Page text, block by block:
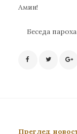
Амин!
Беседа
Преглед